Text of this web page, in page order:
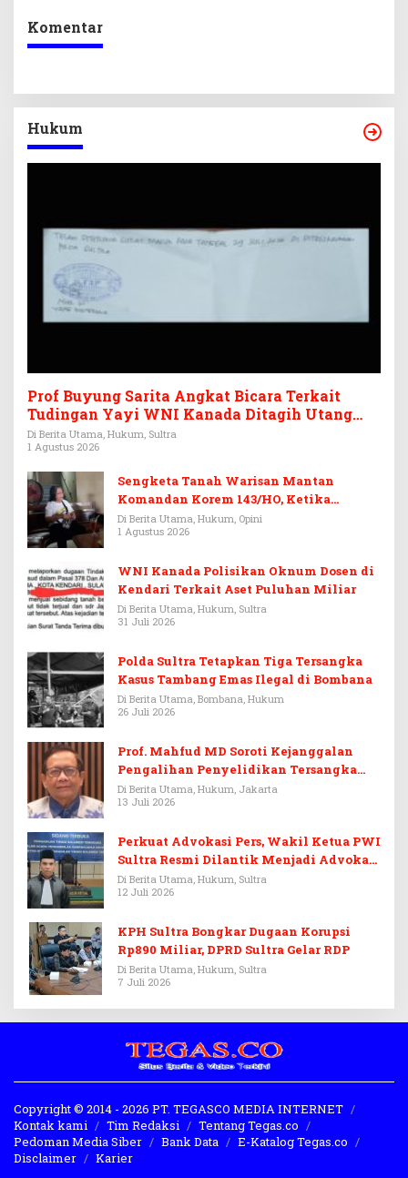
Komentar
Hukum
Prof Buyung Sarita Angkat Bicara Terkait
Tudingan Yayi WNI Kanada Ditagih Utang
Rp3,6 Miliar
Di Berita Utama, Hukum, Sultra
1 Agustus 2026
Sengketa Tanah Warisan Mantan
Komandan Korem 143/HO, Ketika
Warisan Menjadi Arena Pemerasan
Di Berita Utama, Hukum, Opini
1 Agustus 2026
WNI Kanada Polisikan Oknum Dosen di
Kendari Terkait Aset Puluhan Miliar
Di Berita Utama, Hukum, Sultra
31 Juli 2026
Polda Sultra Tetapkan Tiga Tersangka
Kasus Tambang Emas Ilegal di Bombana
Di Berita Utama, Bombana, Hukum
26 Juli 2026
Prof. Mahfud MD Soroti Kejanggalan
Pengalihan Penyelidikan Tersangka
Febrie Adriansyah
Di Berita Utama, Hukum, Jakarta
13 Juli 2026
Perkuat Advokasi Pers, Wakil Ketua PWI
Sultra Resmi Dilantik Menjadi Advokat
PERADI
Di Berita Utama, Hukum, Sultra
12 Juli 2026
KPH Sultra Bongkar Dugaan Korupsi
Rp890 Miliar, DPRD Sultra Gelar RDP
Di Berita Utama, Hukum, Sultra
7 Juli 2026
Copyright © 2014 - 2026 PT. TEGASCO MEDIA INTERNET
Kontak kami
Tim Redaksi
Tentang Tegas.co
Pedoman Media Siber
Bank Data
E-Katalog Tegas.co
Disclaimer
Karier